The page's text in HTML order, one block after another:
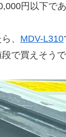
円以下で
、 MDV-L310
で買えそうで